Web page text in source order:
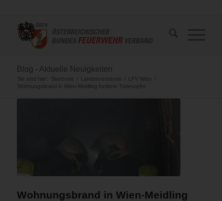
Blog - Aktuelle Neuigkeiten
Sie sind hier: Startseite / Landesverbände / LFV Wien
/
Wohnungsbrand in Wien-Meidling forderte Todesopfer
Wohnungsbrand in Wien-Meidling